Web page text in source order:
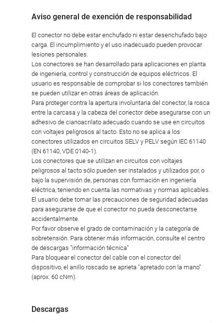
Aviso general de exención de responsabilidad
El conector no debe estar enchufado ni estar desenchufado bajo
carga. El incumplimiento y el uso inadecuado pueden provocar
lesiones personales.
Los conectores se han desarrollado para aplicaciones en planta
de ingeniería, control y construcción de equipos eléctricos. El
usuario es responsable de comprobar si los conectores también
se pueden utilizar en otras áreas de aplicación.
Para proteger contra la apertura involuntaria del conector, la rosca
entre la carcasa y la cabeza del conector debe asegurarse con un
adhesivo de cianoacrilato adecuado cuando se use en circuitos
con voltajes peligrosos al tacto. Esto no se aplica a los
conectores utilizados en circuitos SELV y PELV según IEC 61140
(EN 61140, VDE 0140-1).
Los conectores que se utilizan en circuitos con voltajes
peligrosos al tacto sólo pueden ser instalados y utilizados por, o
bajo la supervisión de, personas con formación en ingeniería
eléctrica, teniendo en cuenta las normativas y normas aplicables.
El usuario debe tomar las precauciones de seguridad adecuadas
para asegurarse de que el conector no pueda desconectarse
accidentalmente.
Por favor observe el grado de contaminación y la categoría de
sobretensión. Para obtener más información, consulte el centro
de descargas "información técnica"
Para bloquear el conector del cable con el conector del
dispositivo, el anillo roscado se aprieta "apretado con la mano"
(aprox. 60 cNm).
Descargas